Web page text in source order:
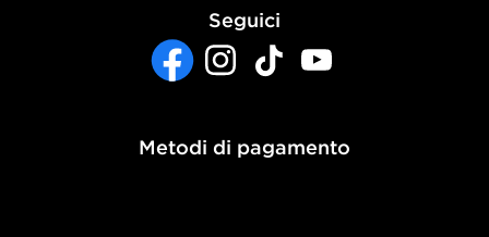
Seguici
Metodi di pagamento